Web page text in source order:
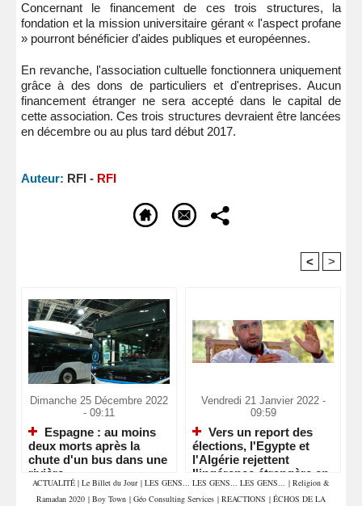
Concernant le financement de ces trois structures, la
fondation et la mission universitaire gérant « l'aspect profane
» pourront bénéficier d'aides publiques et européennes.
En revanche, l'association cultuelle fonctionnera uniquement
grâce à des dons de particuliers et d'entreprises. Aucun
financement étranger ne sera accepté dans le capital de
cette association. Ces trois structures devraient être lancées
en décembre ou au plus tard début 2017.
Auteur: RFI - RFI
< >
Dimanche 25 Décembre 2022
- 09:11
Espagne : au moins
deux morts après la
chute d'un bus dans une
rivière
Vendredi 21 Janvier 2022 -
09:59
Vers un report des
élections, l'Egypte et
l'Algérie rejettent
l'ingérence étrangère en
Libye
ACTUALITÉ | Le Billet du Jour | LES GENS... LES GENS... LES GENS... | Religion &
Ramadan 2020 | Boy Town | Géo Consulting Services | REACTIONS | ÉCHOS DE LA